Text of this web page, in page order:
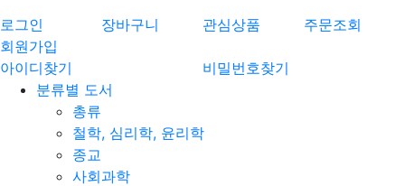
로그인 장바구니 관심상품
주문조회
회원가입
아이디찾기
비밀번호찾기
분류별 도서
총류
철학, 심리학, 윤리학
종교
사회과학